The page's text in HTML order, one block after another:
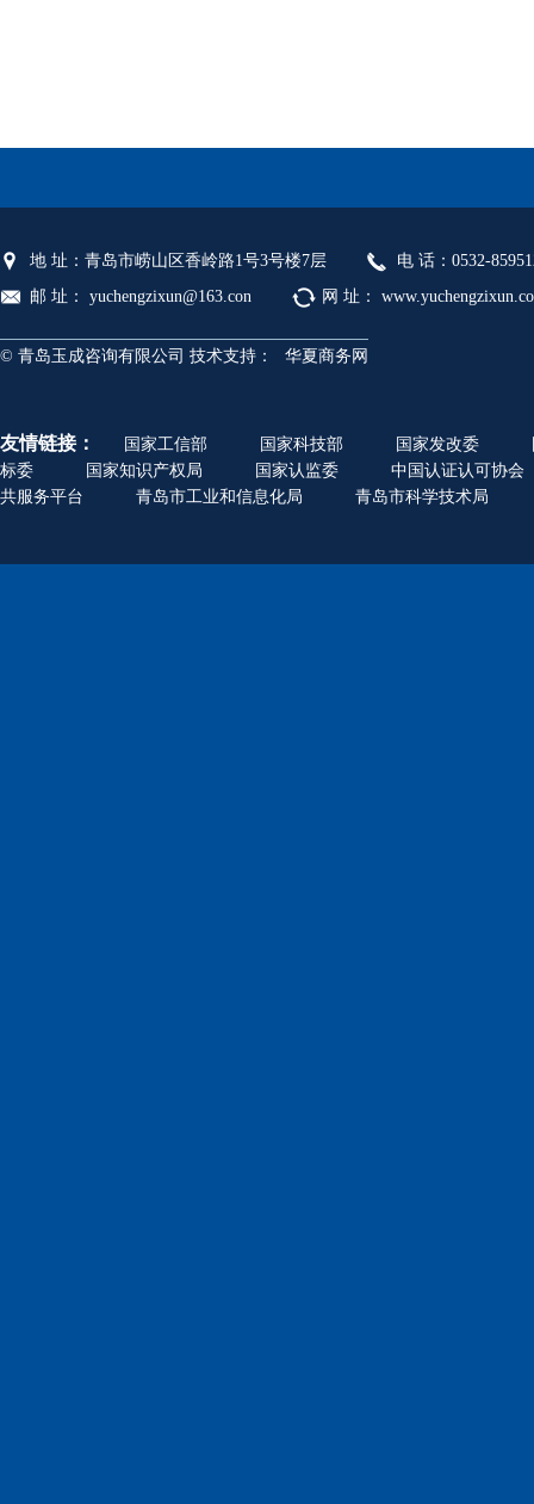
地 址：青岛市崂山区香岭路1号3号楼7层
电 话：0532-
邮 址： yuchengzixun@163.con
网 址：
© 青岛玉成咨询有限公司 技术支持： 华夏商务网
友情链接： 国家工信部 国家科技部 国家发改委
标委
国家知识产权局 国家认监委
中国认证认可协会
共服务平台
青岛市工业和信息化局 青岛市科学技术局